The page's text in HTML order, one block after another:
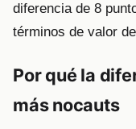
diferencia de 8
términos de valor
Por qué la
más nocauts